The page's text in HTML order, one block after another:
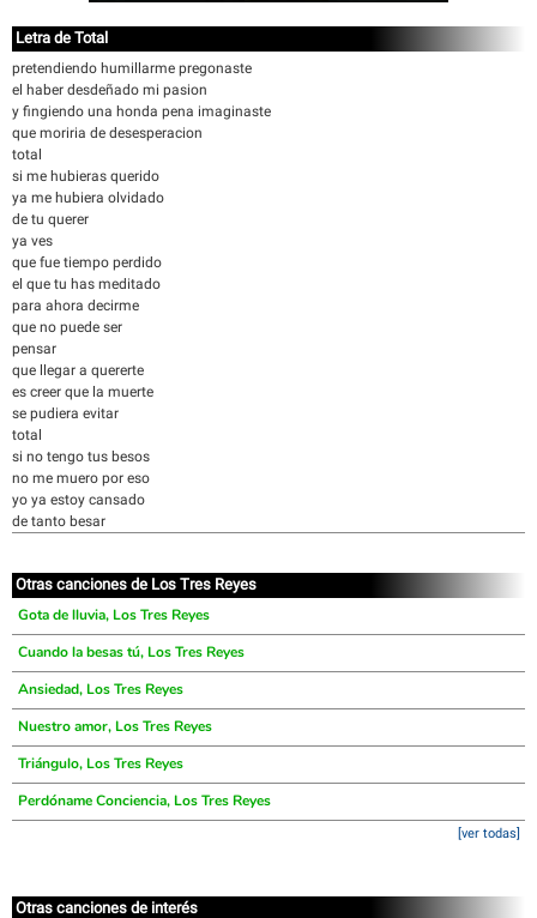
Letra de Total
pretendiendo humillarme pregonaste
el haber desdeñado mi pasion
y fingiendo una honda pena imaginaste
que moriria de desesperacion
total
si me hubieras querido
ya me hubiera olvidado
de tu querer
ya ves
que fue tiempo perdido
el que tu has meditado
para ahora decirme
que no puede ser
pensar
que llegar a quererte
es creer que la muerte
se pudiera evitar
total
si no tengo tus besos
no me muero por eso
yo ya estoy cansado
de tanto besar
Otras canciones de Los Tres Reyes
Gota de lluvia, Los Tres Reyes
Cuando la besas tú, Los Tres Reyes
Ansiedad, Los Tres Reyes
Nuestro amor, Los Tres Reyes
Triángulo, Los Tres Reyes
Perdóname Conciencia, Los Tres Reyes
[ver todas]
Otras canciones de interés